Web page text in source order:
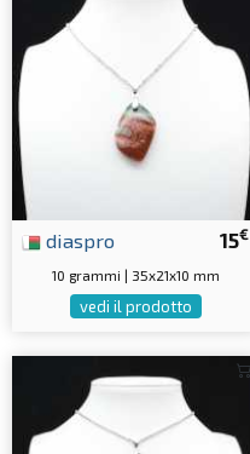
15€
diaspro
10 grammi | 35x21x10 mm
vedi il prodotto